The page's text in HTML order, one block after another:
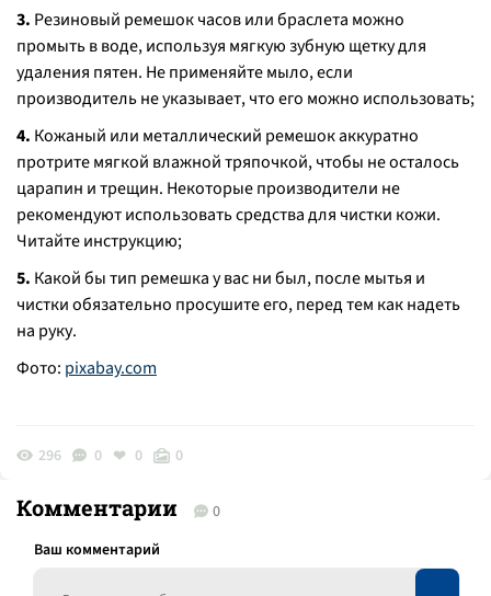
3. Резиновый ремешок часов или браслета можно
промыть в воде, используя мягкую зубную щетку для
удаления пятен. Не применяйте мыло, если
производитель не указывает, что его можно использовать;
4. Кожаный или металлический ремешок аккуратно
протрите мягкой влажной тряпочкой, чтобы не осталось
царапин и трещин. Некоторые производители не
рекомендуют использовать средства для чистки кожи.
Читайте инструкцию;
5. Какой бы тип ремешка у вас ни был, после мытья и
чистки обязательно просушите его, перед тем как надеть
на руку.
Фото: pixabay.com
296 0 0 0
Комментарии 0